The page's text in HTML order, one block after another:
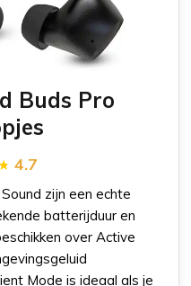
Buds Pro
4.7
zijn een echte
batterijduur en
over Active
Mode is ideaal als je